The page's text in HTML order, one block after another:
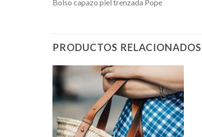
Bolso capazo piel trenzada Pope
PRODUCTOS RELACIONADOS